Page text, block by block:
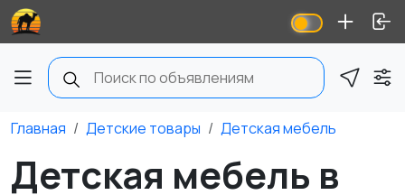
Главная Детские товары Детская мебель
Детская мебель в